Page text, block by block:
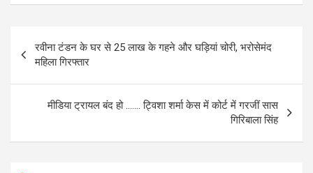
Post
navigation
रवीना टंडन के घर से 25 लाख के गहने और घड़ियां चोरी, भरोसेमंद
महिला गिरफ्तार
मीडिया ट्रायल बंद हो ……. ट्विशा शर्मा केस में कोर्ट में गरजीं सास
गिरिबाला सिंह